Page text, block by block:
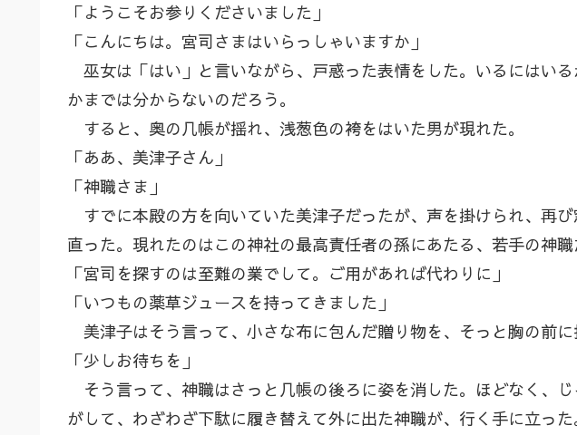
「ようこそお参りくださいました」
「こんにちは。宮司さまはいらっしゃいますか」
巫女は「はい」と言いながら、戸惑った表情をした。いるにはい
かまでは分からないのだろう。
すると、奥の几帳が揺れ、浅葱色の袴をはいた男が現れた。
「ああ、美津子さん」
「神職さま」
すでに本殿の方を向いていた美津子だったが、声を掛けられ、再
直った。現れたのはこの神社の最高責任者の孫にあたる、若手の神職
「宮司を探すのは至難の業でして。ご用があれば代わりに」
「いつもの薬草ジュースを持ってきました」
美津子はそう言って、小さな布に包んだ贈り物を、そっと胸の前に
「少しお待ちを」
そう言って、神職はさっと几帳の後ろに姿を消した。ほどなく、
がして、わざわざ下駄に履き替えて外に出た神職が、行く手に立った